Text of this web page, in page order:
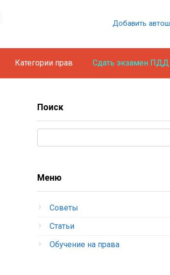
Добавить
Категории прав Сдать экзамен ПДД
Поиск
Меню
Советы
Статьи
Обучение на права